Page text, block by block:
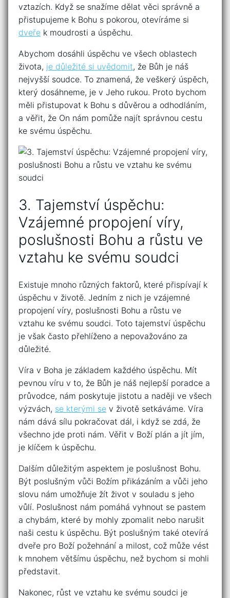
vztazích. Když se snažíme dělat věci správně a
přistupujeme k ​Bohu ‍s pokorou, ‌otevíráme si
dveře k moudrosti a úspěchu.
Abychom​ dosáhli ‍úspěchu ve všech​ oblastech
života, je důležité si uvědomit, že⁣ Bůh ⁢je náš
nejvyšší soudce.⁣ To‌ znamená, že veškerý⁣ úspěch,
který dosáhneme, je v ⁣Jeho rukou. Proto bychom
měli přistupovat k Bohu s ‌důvěrou a odhodláním,
a věřit, že⁢ On ⁤nám ‍pomůže najít správnou cestu
ke ‌svému úspěchu.
3. ‍Tajemství úspěchu:‍
Vzájemné propojení víry,
poslušnosti Bohu ‍a ⁣růstu ve ​
vztahu ke svému soudci
Existuje mnoho různých faktorů, které‌ přispívají k
úspěchu v životě. Jedním z nich je vzájemné
‍propojení víry, poslušnosti⁤ Bohu a růstu ve
vztahu ke svému soudci. Toto⁤ tajemství úspěchu
je však⁣ často přehlíženo a nepovažováno za⁤
důležité.
Víra⁢ v Boha⁤ je základem‌ každého ⁢úspěchu. ‍Mít⁢
pevnou víru v​ to, že Bůh je náš⁣ nejlepší⁤ poradce a
průvodce, nám⁤ poskytuje jistotu ‌a naději ​ve všech
výzvách, se kterými se v životě setkáváme. Víra
nám ⁢dává sílu pokračovat dál, i když se ⁢zdá, že
všechno jde proti nám. Věřit v ⁢Boží plán a jít jím,
je klíčem k úspěchu.
Dalším důležitým aspektem ⁤je‌ poslušnost Bohu.
Být poslušným vůči Božím přikázáním a​ vůči jeho
slovu nám umožňuje‍ žít⁢ život v souladu s ‌jeho
vůlí. Poslušnost nám pomáhá vyhnout se pastem
a ​chybám, které by mohly zpomalit ​nebo narušit⁤
naši‍ cestu k úspěchu. Být poslušným také otevírá
dveře pro ‌Boží ⁤požehnání a milost, což může vést
‍k mnohem⁤ většímu úspěchu,​ než ⁣bychom⁣ si mohli
představit.
Nakonec, růst ve vztahu ke svému soudci ​je